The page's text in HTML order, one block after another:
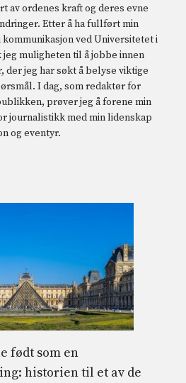
av ordenes kraft og deres evne
Etter å ha fullført min
ved Universitetet i
muligheten til å jobbe innen
der jeg har søkt å belyse viktige
I dag, som redaktør for
prøver jeg å forene min
journalistikk med min lidenskap
og eventyr.
født som en
historien til et av de